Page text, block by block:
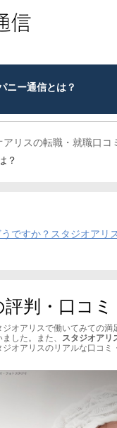
ニー通信とは？
アリスの転職・就職口コ
？
ですか？スタジオアリ
判・口コミ
オアリスで働いてみての満
した。また、 スタジオアリ
オアリスのリアルな口コミ